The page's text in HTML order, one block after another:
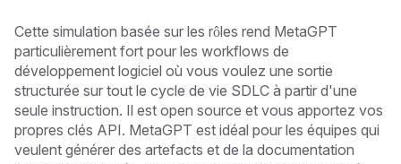
Cette simulation basée sur les rôles rend MetaGPT
particulièrement fort pour les workflows de
développement logiciel où vous voulez une sortie
structurée sur tout le cycle de vie SDLC à partir d'une
seule instruction. Il est open source et vous apportez vos
propres clés API. MetaGPT est idéal pour les équipes qui
veulent générer des artefacts et de la documentation